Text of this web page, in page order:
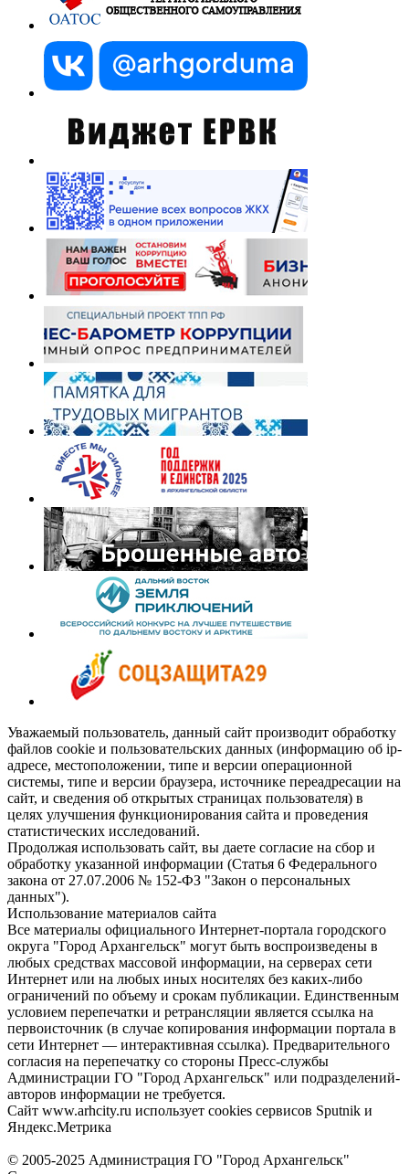
Уважаемый пользователь, данный сайт производит обработку
файлов cookie и пользовательских данных (информацию об ip-
адресе, местоположении, типе и версии операционной
системы, типе и версии браузера, источнике переадресации на
сайт, и сведения об открытых страницах пользователя) в
целях улучшения функционирования сайта и проведения
статистических исследований.
Продолжая использовать сайт, вы даете согласие на сбор и
обработку указанной информации (Статья 6 Федерального
закона от 27.07.2006 № 152-ФЗ "Закон о персональных
данных").
Использование материалов сайта
Все материалы официального Интернет-портала городского
округа "Город Архангельск" могут быть воспроизведены в
любых средствах массовой информации, на серверах сети
Интернет или на любых иных носителях без каких-либо
ограничений по объему и срокам публикации. Единственным
условием перепечатки и ретрансляции является ссылка на
первоисточник (в случае копирования информации портала в
сети Интернет — интерактивная ссылка). Предварительного
согласия на перепечатку со стороны Пресс-службы
Администрации ГО "Город Архангельск" или подразделений-
авторов информации не требуется.
Сайт www.arhcity.ru использует cookies сервисов Sputnik и
Яндекс.Метрика
© 2005-2025 Администрация ГО "Город Архангельск"